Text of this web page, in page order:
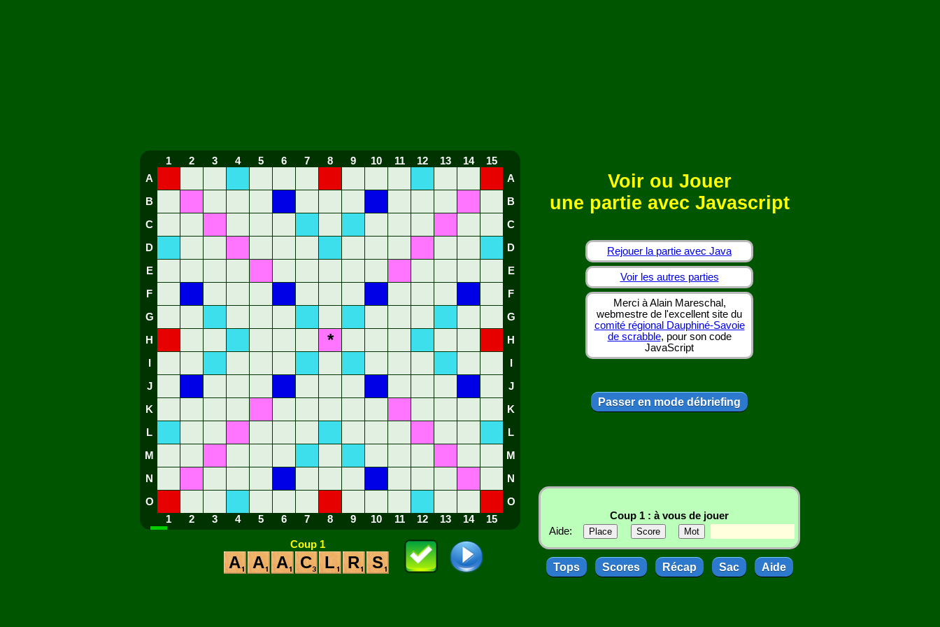
1 2 3 4 5 6 7 8 9 10 11 12 13 14
15
A
A
B B
C C
D D
E E
F F
G G
H * H
J J
K K
L L
M M
N N
O
O
1
2 3 4 5 6 7 8 9 10 11 12 13 14 15
Coup 1
A A A C L R S
Voir ou Jouer
une partie avec Javascript
Rejouer la partie avec Java
Voir les autres parties
Merci à Alain Mareschal,
webmestre de l'excellent site du
comité régional Dauphiné-Savoie
de scrabble, pour son code
JavaScript
Passer en mode débriefing
Coup 1 : à vous de jouer
Aide:
Tops Scores Récap Sac Aide